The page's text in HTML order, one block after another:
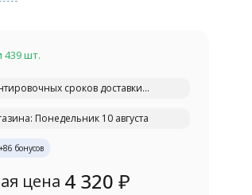
439 шт.
сроков доставки...
Понедельник 10 августа
+86 бонусов
цена 4 320₽